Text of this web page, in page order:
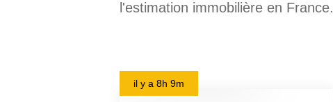
l'estimation immobilière en France.
il y a 8h 9m